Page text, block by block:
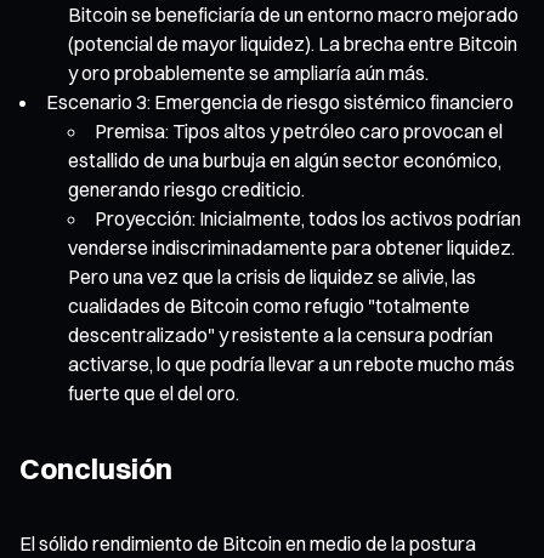
Bitcoin se beneficiaría de un entorno macro mejorado
(potencial de mayor liquidez). La brecha entre Bitcoin
y oro probablemente se ampliaría aún más.
Escenario 3: Emergencia de riesgo sistémico financiero
Premisa: Tipos altos y petróleo caro provocan el
estallido de una burbuja en algún sector económico,
generando riesgo crediticio.
Proyección: Inicialmente, todos los activos podrían
venderse indiscriminadamente para obtener liquidez.
Pero una vez que la crisis de liquidez se alivie, las
cualidades de Bitcoin como refugio "totalmente
descentralizado" y resistente a la censura podrían
activarse, lo que podría llevar a un rebote mucho más
fuerte que el del oro.
Conclusión
El sólido rendimiento de Bitcoin en medio de la postura